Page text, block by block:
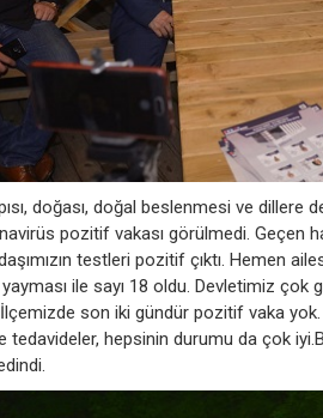
doğası, doğal beslenmesi ve dillere
pozitif vakası görülmedi. Geçen
testleri pozitif çıktı. Hemen
ile sayı 18 oldu. Devletimiz çok
son iki gündür pozitif vaka
tedavideler, hepsinin durumu da çok